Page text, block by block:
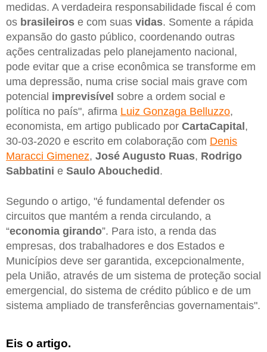
medidas. A verdadeira responsabilidade fiscal é com
os brasileiros e com suas vidas. Somente a rápida
expansão do gasto público, coordenando outras
ações centralizadas pelo planejamento nacional,
pode evitar que a crise econômica se transforme em
uma depressão, numa crise social mais grave com
potencial imprevisível sobre a ordem social e
política no país", afirma Luiz Gonzaga Belluzzo,
economista, em artigo publicado por CartaCapital,
30-03-2020 e escrito em colaboração com Denis
Maracci Gimenez, José Augusto Ruas, Rodrigo
Sabbatini e Saulo Abouchedid.
Segundo o artigo, "é fundamental defender os
circuitos que mantém a renda circulando, a
“economia girando”. Para isto, a renda das
empresas, dos trabalhadores e dos Estados e
Municípios deve ser garantida, excepcionalmente,
pela União, através de um sistema de proteção social
emergencial, do sistema de crédito público e de um
sistema ampliado de transferências governamentais".
Eis o artigo.